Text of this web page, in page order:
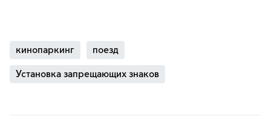
кинопаркинг поезд
Установка запрещающих знаков